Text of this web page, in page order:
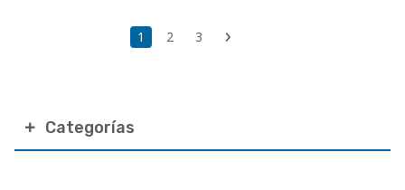
Categorías
Página
1 Page
2 Page
3